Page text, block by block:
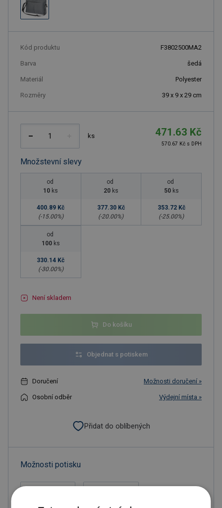
Kód produktu F3802500MA2
Barva šedá
Materiál Polyester
Rozměry 39 x 9 x 29 cm
ks 471.63 Kč
570.67 Kč s DPH
Množstevní slevy
od
10 ks
400.89 Kč
(-15.00%)
od
20 ks
377.30 Kč
(-20.00%)
od
50 ks
353.72 Kč
(-25.00%)
od
100 ks
330.14 Kč
(-30.00%)
Není skladem
Do košíku
Objednat s potiskem
Doručení Možnosti doručení »
Osobní odběr Výdejní místa »
Přidat do oblíbených
Možnosti potisku